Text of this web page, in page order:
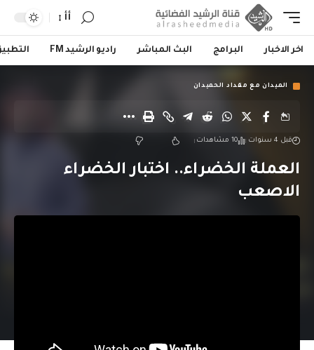
أأ
اخر الاخبار البرامج البث المباشر راديو الرشيد FM
الميدان مع مقداد الحميدان
قبل 4 سنوات 10 مشاهدات
العملة الخضراء.. اختبار الخضراء
الاصعب